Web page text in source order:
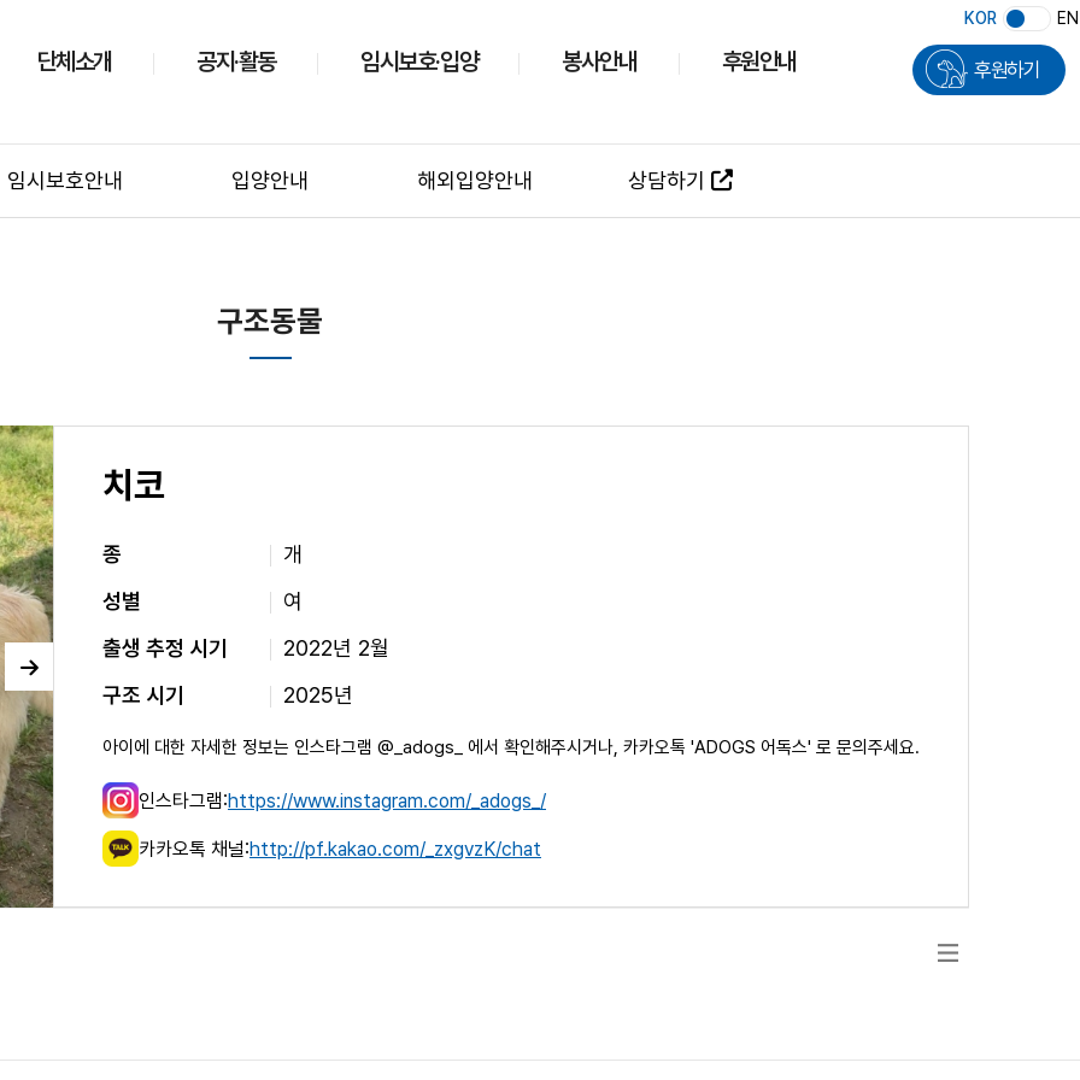
단체소개 공지·활동 임시보호·입양 봉사안내 후원안내
KOR EN
후원하기
임시보호안내 입양안내 해외입양안내 상담하기
구조동물
치코
종
개
성별
여
출생 추정 시기
2022년 2월
구조 시기
2025년
아이에 대한 자세한 정보는 인스타그램 @_adogs_ 에서 확인해주시거나, 카카오톡 'ADOGS 어독스' 로 문의주세요.
인스타그램:https://www.instagram.com/_adogs_/
카카오톡 채널:http://pf.kakao.com/_zxgvzK/chat